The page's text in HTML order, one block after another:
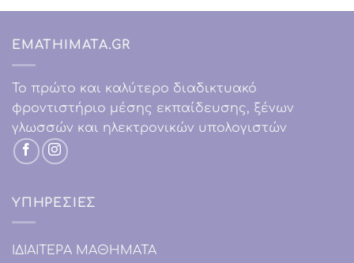
EMATHIMATA.GR
Το πρώτο και καλύτερο διαδικτυακό
φροντιστήριο μέσης εκπαίδευσης, ξένων
γλωσσών και ηλεκτρονικών υπολογιστών
ΥΠΗΡΕΣΙΕΣ
IΔΙΑΙΤΕΡΑ ΜΑΘΗΜΑΤΑ